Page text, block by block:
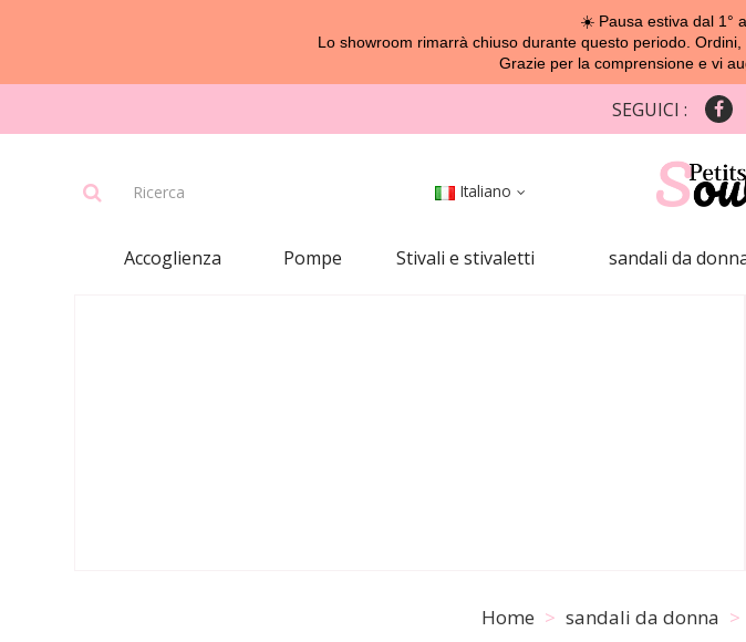
☀️ Pausa estiva dal 1°
Lo showroom rimarrà chiuso durante questo periodo.
Grazie per la comprensione e vi
SEGUICI :
Italiano
Accoglienza Pompe Stivali e stivaletti sandali da
Home sandali da donna